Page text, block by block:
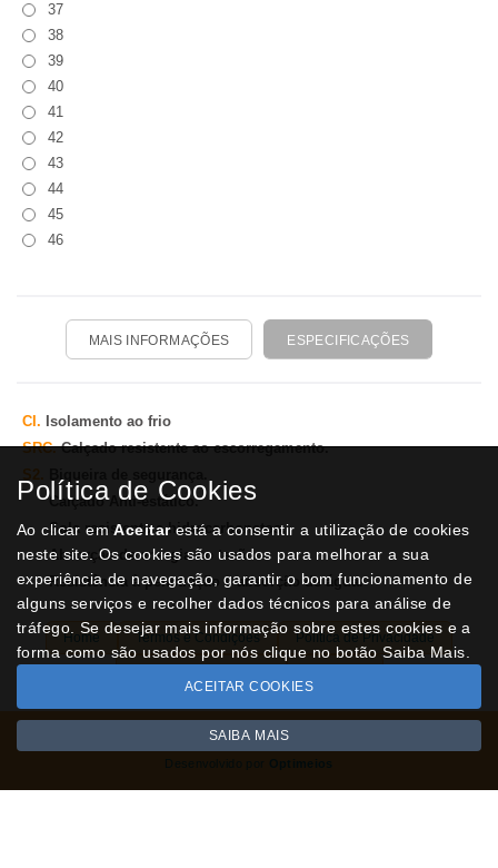
37
38
39
40
41
42
43
44
45
46
MAIS INFORMAÇÕES ESPECIFICAÇÕES
CI. Isolamento ao frio
SRC. Calçado resistente ao escorregamento.
S2.
Calçado Anti-estático.
Sola resistente a hidrocarbonetos.
Absorção de energia no tacão.
Resistência à penetração e absorção de água.
Home Termos e Condições Política de Privacidade
Todos os valores incluem IVA à taxa em vigor
Desenvolvido por Optimeios
Política de Cookies
Ao clicar emAceitarestá a consentir a utilização de cookies
neste site. Os cookies são usados para melhorar a sua
experiência de navegação, garantir o bom funcionamento de
alguns serviços e recolher dados técnicos para análise de
tráfego. Se desejar mais informação sobre estes cookies e a
forma como são usados por nós clique no botão Saiba Mais.
ACEITAR COOKIES
SAIBA MAIS